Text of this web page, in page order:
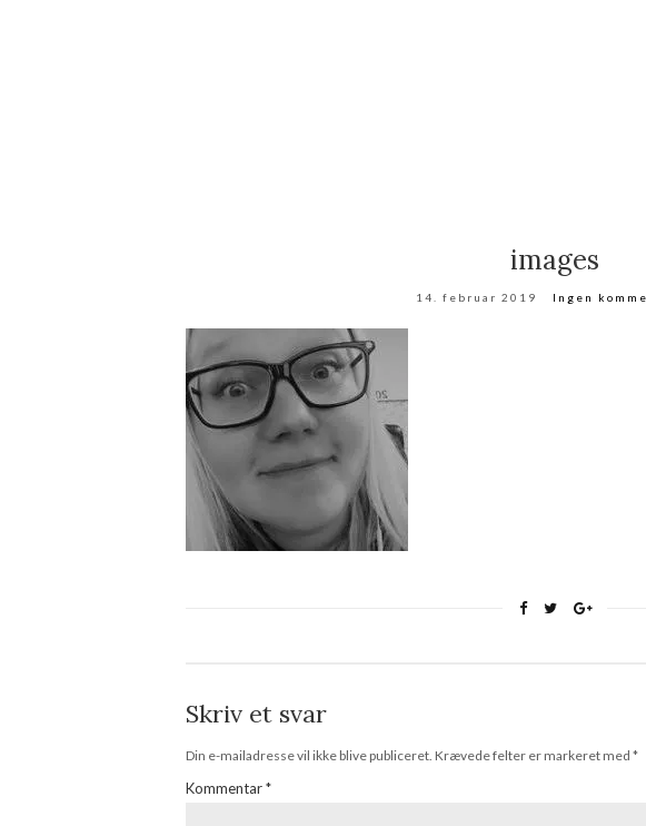
images
14. februar 2019 Ingen
Skriv et svar
Din e-mailadresse vil ikke blive publiceret. Krævede felter er markeret med *
Kommentar*